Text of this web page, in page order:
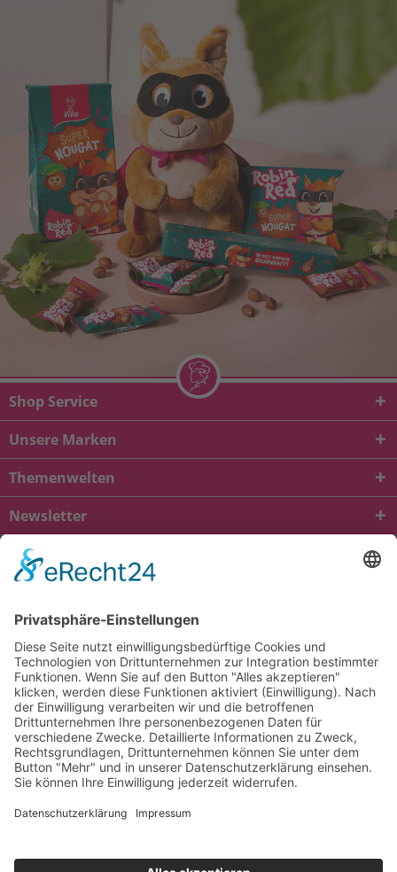
Shop Service
Unsere Marken
Themenwelten
Newsletter
* Alle Preise inkl. gesetzl. Mehrwertsteuer zzgl.
und ggf.
Nachnahmegebühren, wenn nicht anders beschrieben
viba.de
4.90von5.00bei1685
Kontakt Versandkosten und Lieferung
Zahlungsarten
FAQ – Häufig gestellte Fragen
Mein Konto
Allgemeine Geschäftsbedingungen
Datenschutz
Impressum
Barrierefreiheit
Cookie-Einstellungen
Widerrufsbelehrung
Vertrag widerrufen